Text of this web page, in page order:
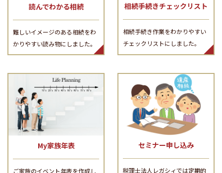
読んでわかる相続
難しいイメージのある相続をわ
かりやすい読み物にしました。
相続手続きチェックリスト
相続手続き作業をわかりやすい
チェックリストにしました。
My家族年表
ご家族のイベント年表を作成し
セミナー申し込み
税理士法人レガシィでは定期的